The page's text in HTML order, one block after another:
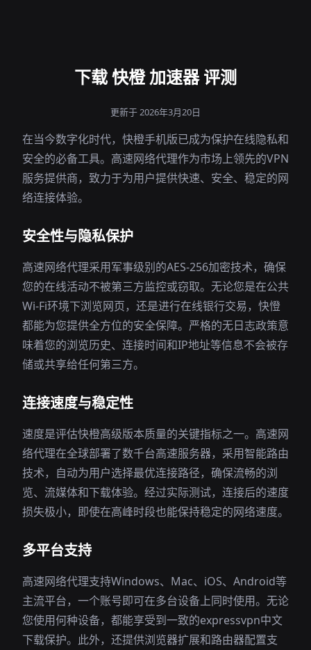
下载 快橙 加速器 评测
更新于 2026年3月20日
在当今数字化时代，快橙手机版已成为保护在线隐私和
安全的必备工具。高速网络代理作为市场上领先的VPN
服务提供商，致力于为用户提供快速、安全、稳定的网
络连接体验。
安全性与隐私保护
高速网络代理采用军事级别的AES-256加密技术，确保
您的在线活动不被第三方监控或窃取。无论您是在公共
Wi-Fi环境下浏览网页，还是进行在线银行交易，快憕
都能为您提供全方位的安全保障。严格的无日志政策意
味着您的浏览历史、连接时间和IP地址等信息不会被存
储或共享给任何第三方。
连接速度与稳定性
速度是评估快橙高级版本质量的关键指标之一。高速网
络代理在全球部署了数千台高速服务器，采用智能路由
技术，自动为用户选择最优连接路径，确保流畅的浏
览、流媒体和下载体验。经过实际测试，连接后的速度
损失极小，即使在高峰时段也能保持稳定的网络速度。
多平台支持
高速网络代理支持Windows、Mac、iOS、Android等
主流平台，一个账号即可在多台设备上同时使用。无论
您使用何种设备，都能享受到一致的expressvpn中文
下载保护。此外，还提供浏览器扩展和路由器配置支